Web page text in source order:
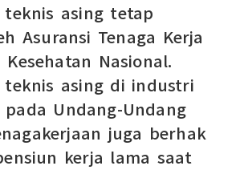
teknis asing tetap
Asuransi Tenaga Kerja
Nasional.
teknis asing di industri
Undang-Undang
juga berhak
kerja lama saat